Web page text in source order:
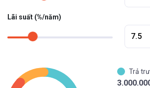
Lãi suất (%/năm)
Trả